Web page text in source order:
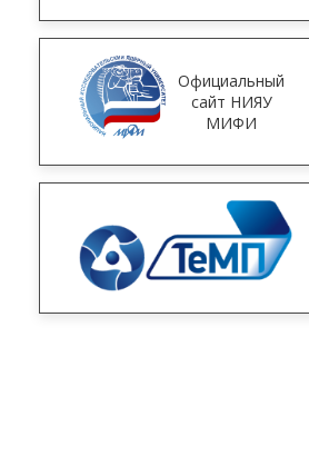
Официальный
сайт НИЯУ
МИФИ